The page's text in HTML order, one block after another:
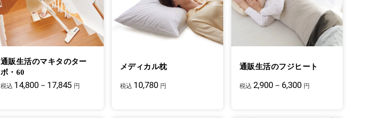
通販生活のマキタのター
ボ・60
税込 14,800－17,845 円
メディカル枕
税込 10,780 円
通販生活のフジヒート
税込 2,900－6,300 円